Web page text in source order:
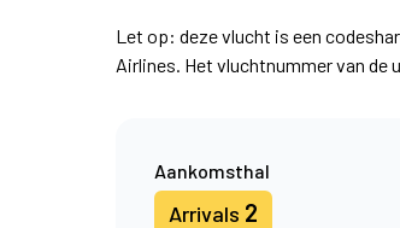
Let op: deze vlucht is een
Airlines. Het vluchtnummer van
Aankomsthal
Arrivals 2